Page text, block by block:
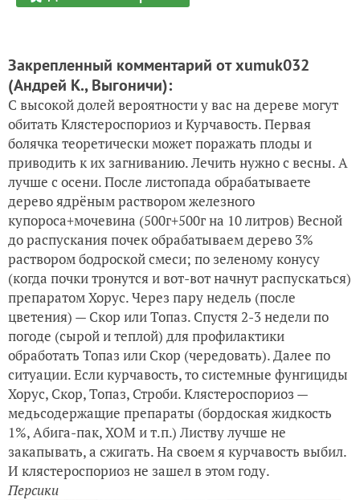
Закрепленный комментарий от xumuk032
(Андрей К., Выгоничи):
С высокой долей вероятности у вас на дереве могут
обитать Клястероспориоз и Курчавость. Первая
болячка теоретически может поражать плоды и
приводить к их загниванию. Лечить нужно с весны. А
лучше с осени. После листопада обрабатываете
дерево ядрёным раствором железного
купороса+мочевина (500г+500г на 10 литров) Весной
до распускания почек обрабатываем дерево 3%
раствором бодроской смеси; по зеленому конусу
(когда почки тронутся и вот-вот начнут распускаться)
препаратом Хорус. Через пару недель (после
цветения) — Скор или Топаз. Спустя 2-3 недели по
погоде (сырой и теплой) для профилактики
обработать Топаз или Скор (чередовать). Далее по
ситуации. Если курчавость, то системные фунгициды
Хорус, Скор, Топаз, Строби. Клястероспориоз —
медьсодержащие препараты (бордоская жидкость
1%, Абига-пак, ХОМ и т.п.) Листву лучше не
закапывать, а сжигать. На своем я курчавость выбил.
И клястероспориоз не зашел в этом году.
Персики